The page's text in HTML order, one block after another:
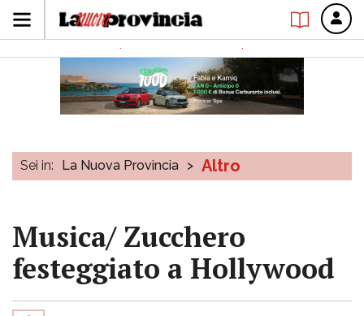
Sei in: La Nuova Provincia > Altro
Musica/ Zucchero
festeggiato a Hollywood